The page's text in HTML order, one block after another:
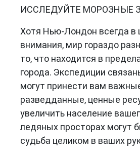
ИССЛЕДУЙТЕ МОРОЗНЫЕ
Хотя Нью-Лондон всегда в
внимания, мир гораздо
то, что находится в
города. Экспедиции
могут принести вам
разведданные, ценные
увеличить население
ледяных просторах могут
судьба целиком в ваших